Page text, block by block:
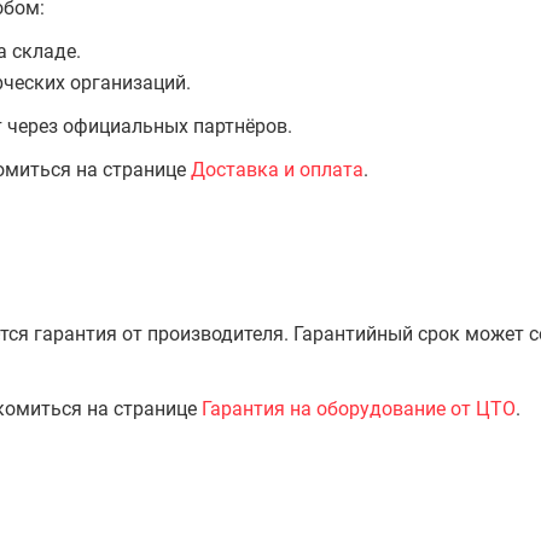
складе.
организаций.
официальных партнёров.
на странице Доставка и оплата.
гарантия от производителя. Гарантийный срок может
на странице Гарантия на оборудование от ЦТО.